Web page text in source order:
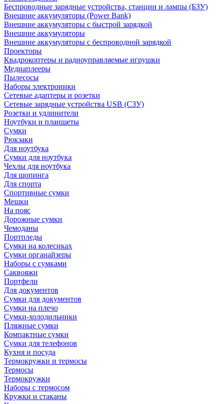
Беспроводные зарядные устройства, станции и лампы (БЗУ)
Внешние аккумуляторы (Power Bank)
Внешние аккумуляторы с быстрой зарядкой
Внешние аккумуляторы
Внешние аккумуляторы с беспроводной зарядкой
Проекторы
Квадрокоптеры и радиоуправляемые игрушки
Медиаплееры
Пылесосы
Наборы электроники
Сетевые адаптеры и розетки
Сетевые зарядные устройства USB (СЗУ)
Розетки и удлинители
Ноутбуки и планшеты
Сумки
Рюкзаки
Для ноутбука
Сумки для ноутбука
Чехлы для ноутбука
Для шопинга
Для спорта
Спортивные сумки
Мешки
На пояс
Дорожные сумки
Чемоданы
Портпледы
Сумки на колесиках
Сумки органайзеры
Наборы с сумками
Саквояжи
Портфели
Для документов
Сумки для документов
Сумки на плечо
Сумки-холодильники
Пляжные сумки
Компактные сумки
Сумки для телефонов
Кухня и посуда
Термокружки и термосы
Термосы
Термокружки
Наборы с термосом
Кружки и стаканы